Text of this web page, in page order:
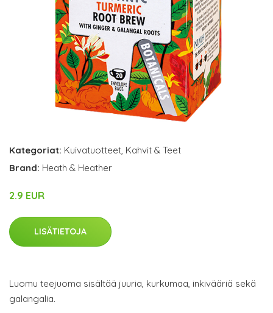
Kategoriat: Kuivatuotteet, Kahvit & Teet
Brand: Heath & Heather
2.9 EUR
LISÄTIETOJA
Luomu teejuoma sisältää juuria, kurkumaa, inkivääriä sekä
galangalia.